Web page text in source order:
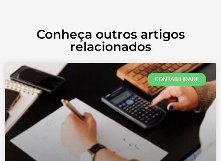
Conheça outros artigos
relacionados
CONTABILIDADE